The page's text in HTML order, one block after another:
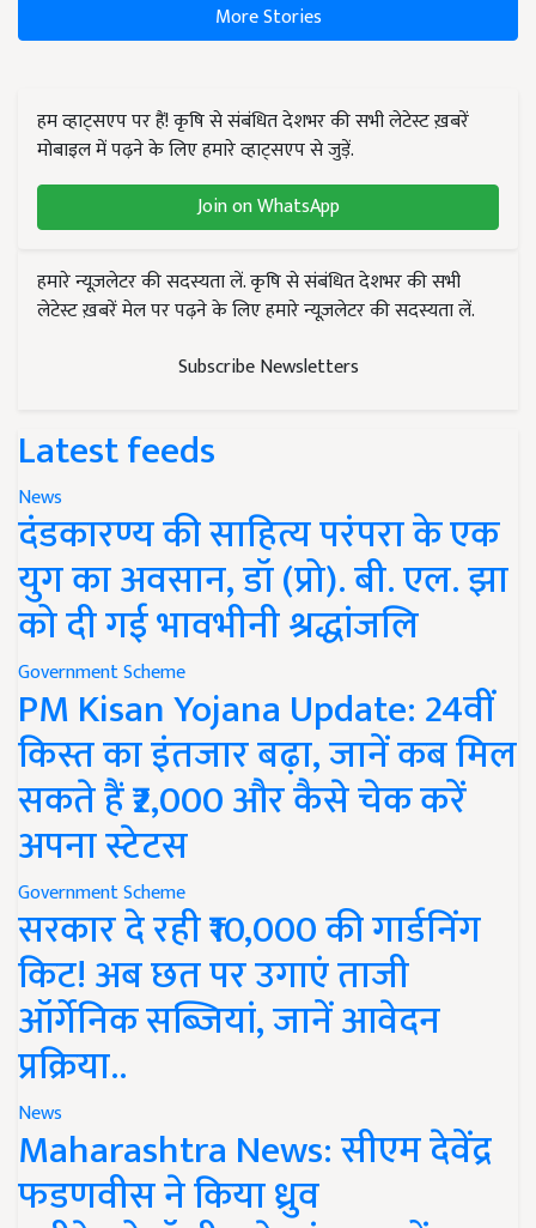
More Stories
हम व्हाट्सएप पर हैं! कृषि से संबंधित देशभर की सभी लेटेस्ट ख़बरें
मोबाइल में पढ़ने के लिए हमारे व्हाट्सएप से जुड़ें.
Join on WhatsApp
हमारे न्यूज़लेटर की सदस्यता लें. कृषि से संबंधित देशभर की सभी
लेटेस्ट ख़बरें मेल पर पढ़ने के लिए हमारे न्यूज़लेटर की सदस्यता लें.
Subscribe Newsletters
Latest feeds
News
दंडकारण्य की साहित्य परंपरा के एक
युग का अवसान, डॉ (प्रो). बी. एल. झा
को दी गई भावभीनी श्रद्धांजलि
Government Scheme
PM Kisan Yojana Update: 24वीं
किस्त का इंतजार बढ़ा, जानें कब मिल
सकते हैं ₹2,000 और कैसे चेक करें
अपना स्टेटस
Government Scheme
सरकार दे रही ₹10,000 की गार्डनिंग
किट! अब छत पर उगाएं ताजी
ऑर्गेनिक सब्जियां, जानें आवेदन
प्रक्रिया..
News
Maharashtra News: सीएम देवेंद्र
फडणवीस ने किया ध्रुव